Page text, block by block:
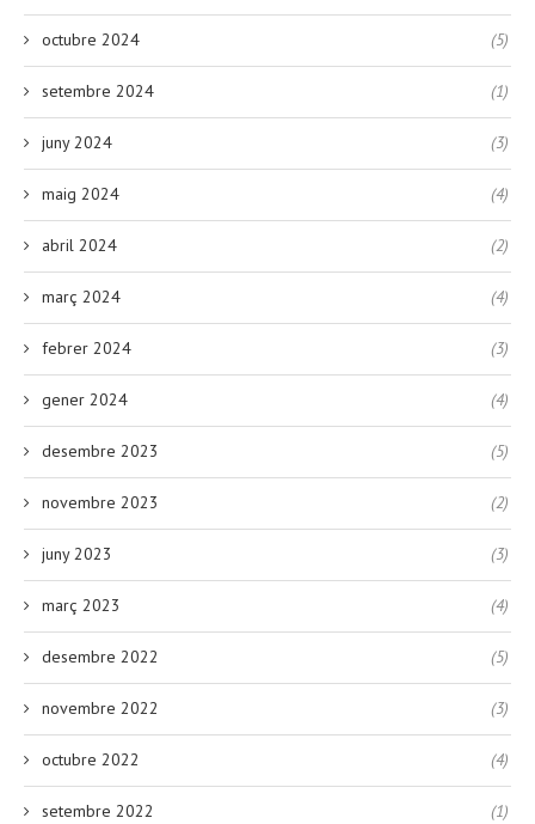
octubre 2024 (5)
setembre 2024 (1)
juny 2024 (3)
maig 2024 (4)
abril 2024 (2)
març 2024 (4)
febrer 2024 (3)
gener 2024 (4)
desembre 2023 (5)
novembre 2023 (2)
juny 2023 (3)
març 2023 (4)
desembre 2022 (5)
novembre 2022 (3)
octubre 2022 (4)
setembre 2022 (1)